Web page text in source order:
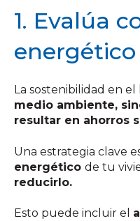
1. Evalúa
energético
La sostenibilidad en
medio ambiente,
resultar en ahorros
Una estrategia clave
energético de tu
reducirlo.
Esto puede incluir el